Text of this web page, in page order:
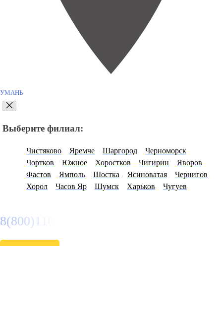
УМАНЬ
Выберите филиал:
Чистяково Яремче Шаргород
Черноморск
Чортков
Южное Хоростков Чигирин
Яворов
Фастов
Ямполь Шостка Ясиноватая
Чернигов
Хорол
Часов Яр Шумск Харьков Чугуев
8(800)116472